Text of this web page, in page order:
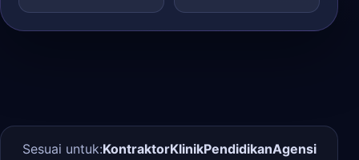
Sesuai untuk:KontraktorKlinikPendidikanAgensi